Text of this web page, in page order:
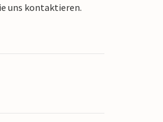
uns kontaktieren.